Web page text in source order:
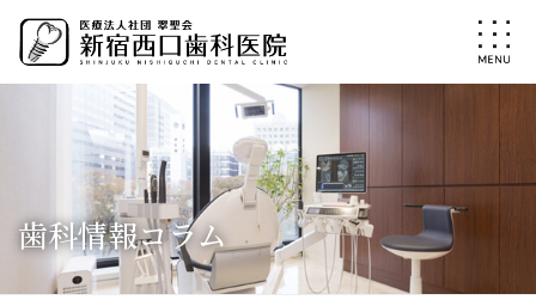
ン
ー
歯科情報コラム